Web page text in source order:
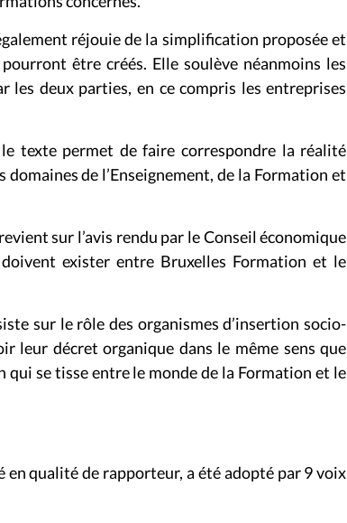
réjouie de la simplification proposée et
être créés. Elle soulève néanmoins les
deux parties, en ce compris les entreprises
texte permet de faire correspondre la réalité
de l’Enseignement, de la Formation et
sur l’avis rendu par le Conseil économique
exister entre Bruxelles Formation et le
sur le rôle des organismes d’insertion socio-
leur décret organique dans le même sens que
se tisse entre le monde de la Formation et le
qualité de rapporteur, a été adopté par 9 voix